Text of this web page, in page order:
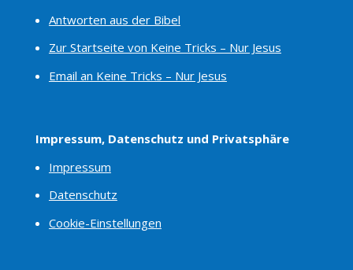
Antworten aus der Bibel
Zur Startseite von Keine Tricks – Nur Jesus
Email an Keine Tricks – Nur Jesus
Impressum, Datenschutz und Privatsphäre
Impressum
Datenschutz
Cookie-Einstellungen